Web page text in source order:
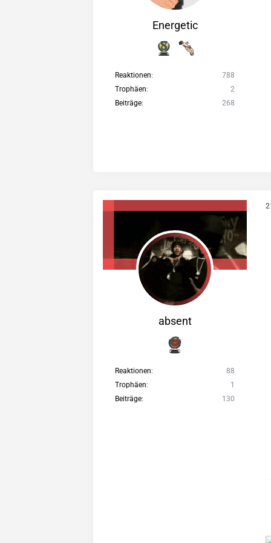
Energetic
Reaktionen
788
Trophäen
2
Beiträge
268
absent
Reaktionen
88
Trophäen
1
Beiträge
130